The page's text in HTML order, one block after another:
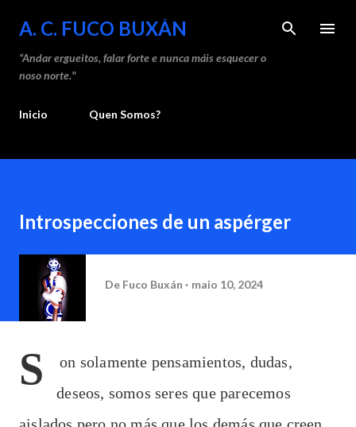
Saltar ao contido principal
A. C. FUCO BUXÁN
“Andar ergueitos, falar forte e nunca máis esquecer o
noso norte."
Inicio Quen Somos?
Introspecciones de un aspérger
De Fuco Buxán maio 10, 2024
S
on solamente pensamientos, dudas,
deseos, somos seres que parecemos